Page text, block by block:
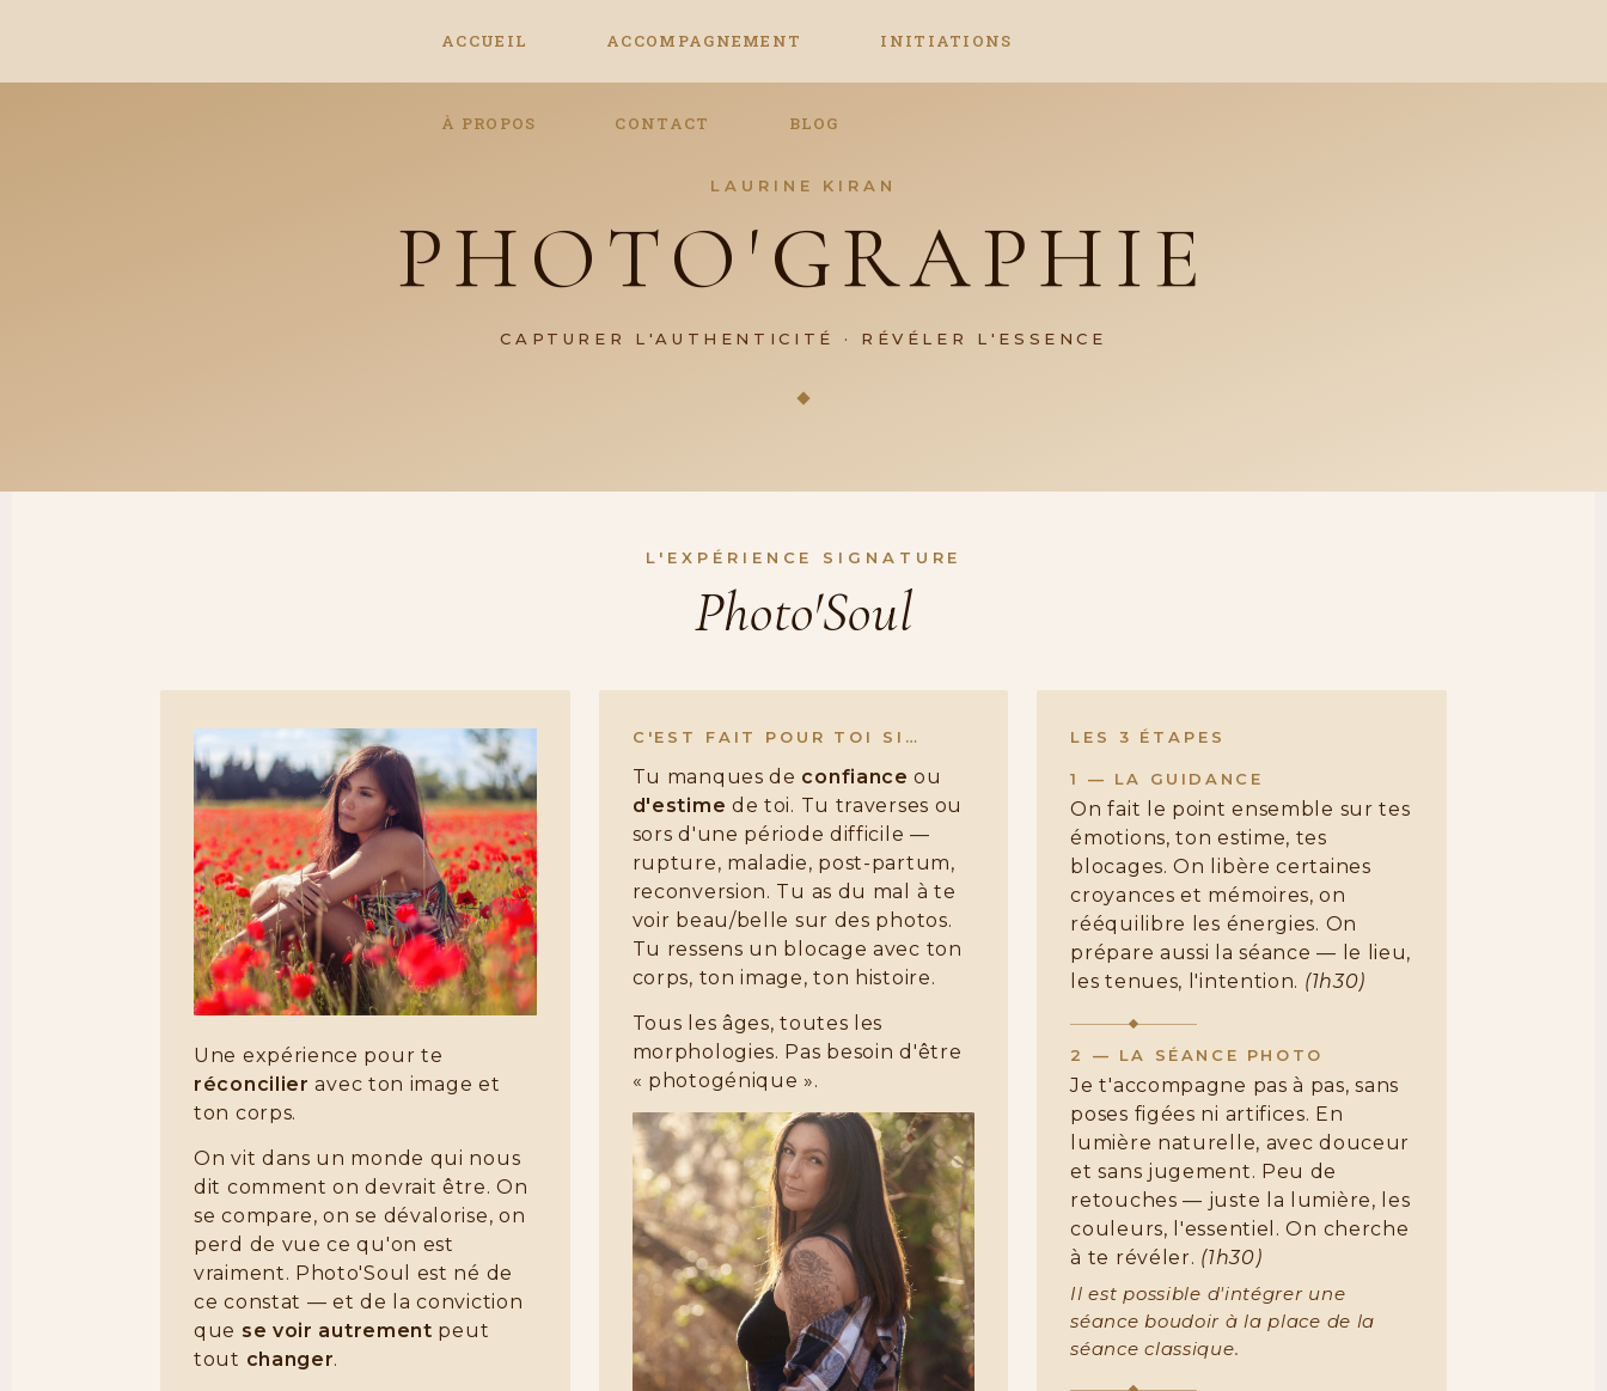
ACCUEIL ACCOMPAGNEMENT INITIATIONS
À PROPOS CONTACT BLOG
LAURINE KIRAN
PHOTO'GRAPHIE
CAPTURER L'AUTHENTICITÉ · RÉVÉLER L'ESSENCE
L'EXPÉRIENCE SIGNATURE
Photo'Soul
Une expérience pour te
réconcilier avec ton image et
ton corps.
On vit dans un monde qui nous
dit comment on devrait être. On
se compare, on se dévalorise, on
perd de vue ce qu'on est
vraiment. Photo'Soul est né de
ce constat — et de la conviction
que se voir autrement peut
tout changer.
C'EST FAIT POUR TOI SI…
Tu manques de confiance ou
d'estime de toi. Tu traverses ou
sors d'une période difficile —
rupture, maladie, post-partum,
reconversion. Tu as du mal à te
voir beau/belle sur des photos.
Tu ressens un blocage avec ton
corps, ton image, ton histoire.
Tous les âges, toutes les
morphologies. Pas besoin d'être
« photogénique ».
LES 3 ÉTAPES
1 — LA GUIDANCE
On fait le point ensemble sur tes
émotions, ton estime, tes
blocages. On libère certaines
croyances et mémoires, on
rééquilibre les énergies. On
prépare aussi la séance — le lieu,
les tenues, l'intention. (1h30)
2 — LA SÉANCE PHOTO
Je t'accompagne pas à pas, sans
poses figées ni artifices. En
lumière naturelle, avec douceur
et sans jugement. Peu de
retouches — juste la lumière, les
couleurs, l'essentiel. On cherche
à te révéler. (1h30)
Il est possible d'intégrer une
séance boudoir à la place de la
séance classique.